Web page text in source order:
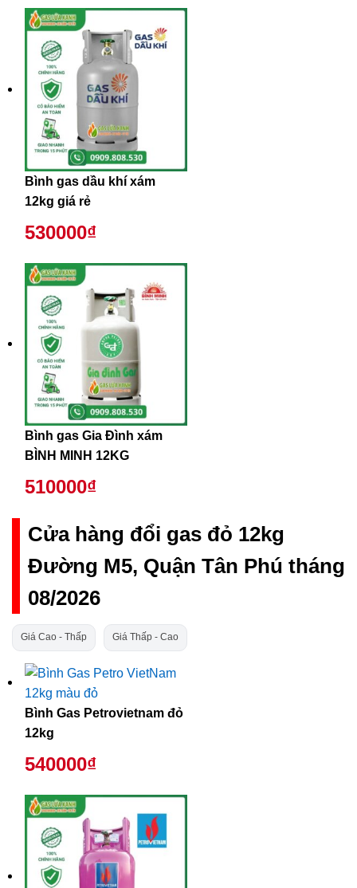
Bình gas dầu khí xám
12kg giá rẻ
530000₫
Bình gas Gia Đình xám
BÌNH MINH 12KG
510000₫
Cửa hàng đổi gas đỏ 12kg
Đường M5, Quận Tân Phú tháng
08/2026
Giá Cao - Thấp Giá Thấp - Cao
Bình Gas Petrovietnam đỏ
12kg
540000₫